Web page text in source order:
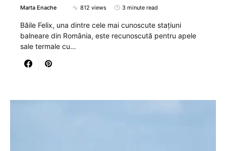
Marta Enache 812 views 3 minute read
Băile Felix, una dintre cele mai cunoscute stațiuni
balneare din România, este recunoscută pentru apele
sale termale cu…